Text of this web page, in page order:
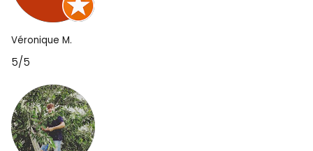
Véronique M.
5/5